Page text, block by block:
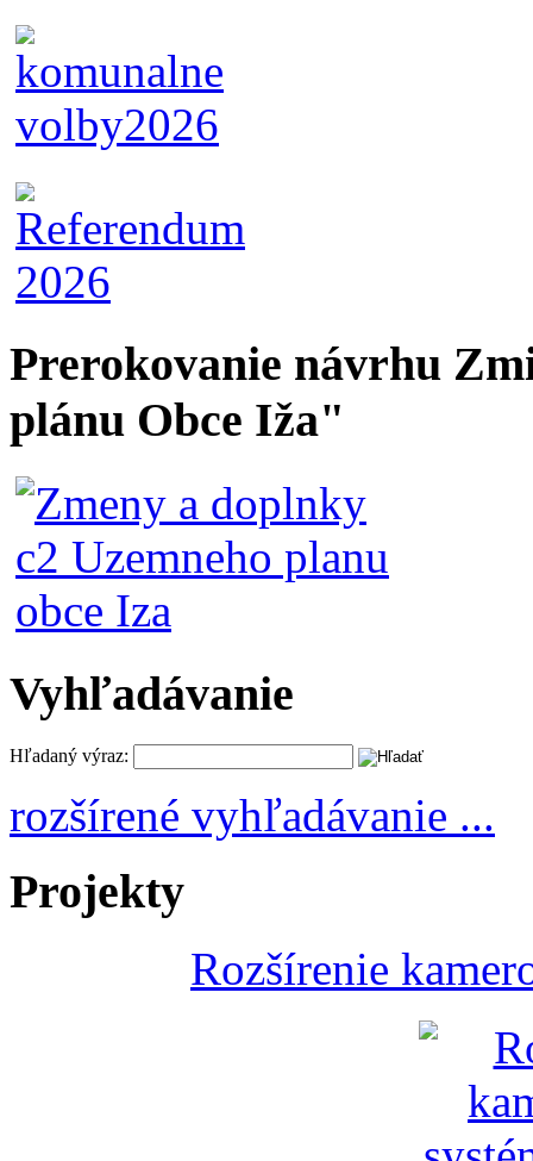
Prerokovanie návrhu
plánu Obce Iža"
Vyhľadávanie
Hľadaný výraz:
rozšírené vyhľadávanie ...
Projekty
Rozšírenie